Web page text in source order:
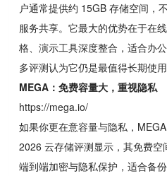
户通常提供约 15GB 存储空间，
服务共享。它最大的优势在于在
格、演示工具深度整合，适合办
多评测认为它仍是最值得长期使
MEGA：免费容量大，重视隐私
https://mega.io/
如果你更在意容量与隐私，
2026 云存储评测显示，其免费
端到端加密与隐私保护，适合备